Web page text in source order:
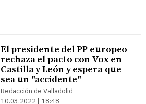
El presidente del PP europeo
rechaza el pacto con Vox en
Castilla y León y espera que
sea un "accidente"
Redacción de Valladolid
10.03.2022 | 18:48